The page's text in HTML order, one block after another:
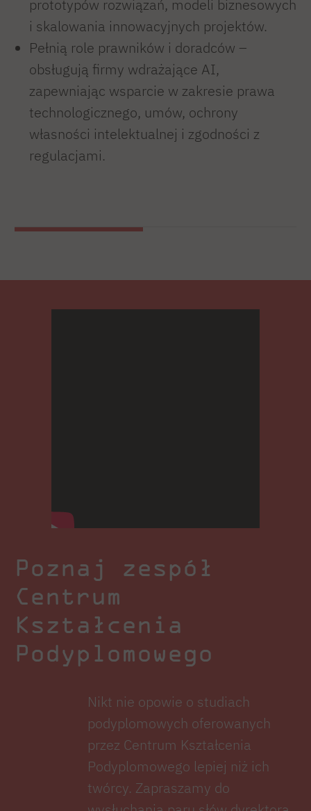
prototypów rozwiązań, modeli biznesowych
i skalowania innowacyjnych projektów.
Pełnią role prawników i doradców –
obsługują firmy wdrażające AI,
zapewniając wsparcie w zakresie prawa
technologicznego, umów, ochrony
własności intelektualnej i zgodności z
regulacjami.
Poznaj zespół
Centrum
Kształcenia
Podyplomowego
Nikt nie opowie o studiach
podyplomowych oferowanych
przez Centrum Kształcenia
Podyplomowego lepiej niż ich
twórcy. Zapraszamy do